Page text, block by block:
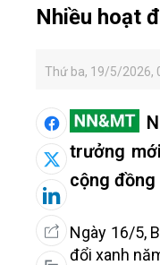
Nhiều hoạt
Thứ ba, 19/5/2026,
trưởng
cộng
Ngày 16/5,
đổi xanh